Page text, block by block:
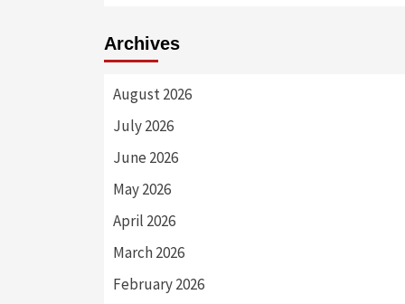
Archives
August 2026
July 2026
June 2026
May 2026
April 2026
March 2026
February 2026